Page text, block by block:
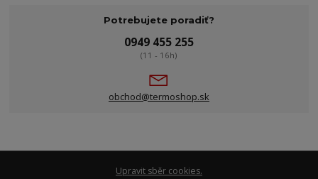
Potrebujete poradiť?
0949 455 255
(11 - 16h)
obchod@termoshop.sk
Upravit sběr cookies.